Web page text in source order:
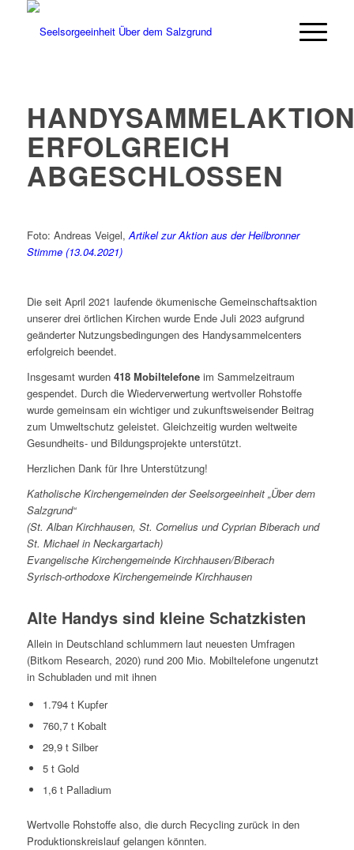
ERFOLGREICH
ABGESCHLOSSEN
Foto: Andreas Veigel,Artikel zur Aktion aus der Heilbronner
Stimme (13.04.2021)
Die seit April 2021 laufende ökumenische Gemeinschaftsaktion
unserer drei örtlichen Kirchen wurde Ende Juli 2023 aufgrund
geänderter Nutzungsbedingungen des Handysammelcenters
erfolgreich beendet.
Insgesamt wurden 418 Mobiltelefoneim Sammelzeitraum
gespendet. Durch die Wiederverwertung wertvoller Rohstoffe
wurde gemeinsam ein wichtiger und zukunftsweisender Beitrag
zum Umweltschutz geleistet. Gleichzeitig wurden weltweite
Gesundheits- und Bildungsprojekte unterstützt.
Herzlichen Dank für Ihre Unterstützung!
Katholische Kirchengemeinden der Seelsorgeeinheit „Über dem
Salzgrund“
(St. Alban Kirchhausen, St. Cornelius und Cyprian Biberach und
St. Michael in Neckargartach)
Evangelische Kirchengemeinde Kirchhausen/Biberach
Syrisch-orthodoxe Kirchengemeinde Kirchhausen
Alte Handys sind kleine Schatzkisten
Allein in Deutschland schlummern laut neuesten Umfragen
(Bitkom Research, 2020) rund 200 Mio. Mobiltelefone ungenutzt
in Schubladen und mit ihnen
1.794 t Kupfer
760,7 t Kobalt
29,9 t Silber
5 t Gold
1,6 t Palladium
Wertvolle Rohstoffe also, die durch Recycling zurück in den
Produktionskreislauf gelangen könnten.